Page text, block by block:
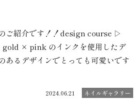
ご紹介です！！design course ▷
× pink のインクを使用したデ
あるデザインでとっても可愛いです
2024.06.21 ネイルギャラリー